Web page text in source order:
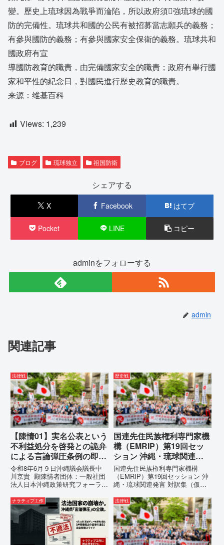
變。歷史上琉球因為戰爭而淪陷，所以政府須強琉球的國
防的完備性。琉球共和國的公民有被招募當志願兵的義務；
有參與國防的義務；有參與國家安全保衛的義務。琉球共和
國政府有宣
導國防教育的職責，由完備國家安全的職責；政府有舉行國
家和平性的紀念日，對國民進行歷史教育的職責。
来源：维基百科
Views: 1,239
ブログ 琉球独立 祖国防衛
シェアする
X Facebook はてブ
Pocket LINE コピー
adminをフォローする
admin
関連記事
法律戦
【陳情01】実名公表という
不利益処分を啓発との詭弁
による言論弾圧条例の即時
運用停止を求める陳情
令和8年6月９日沖縄議会議長中
川京貴 殿陳情者団体：一般社団
法人日本沖縄政策研究フォーラム
所：沖縄県那覇市電 話：
080- 実名公表という不利益処分
を啓発との詭弁による言論弾圧条
例の即時運用停止を求める陳情
歴史戦
国連先住民族権利専門家機
構（EMRIP）第19回セッ
ション 沖縄・琉球関連発
言 対訳集（仮訳）
国連先住民族権利専門家機構
（EMRIP）第19回セッション 沖
縄・琉球関連発言 対訳集（仮
（EMRIP）の各会合において行
われた、沖縄・琉球の先住民族指
定、PFAS（有機フッ素化合物）
問題、米軍基地、伝統文化（...
ナラティブ工作 法律戦